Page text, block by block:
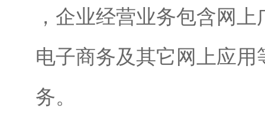
，企业经营业务包含网
电子商务及其它网上应
务。